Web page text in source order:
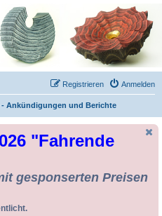
Kunsthandwerks Anmelden
Registrieren
- Ankündigungen und Berichte
"Fahrende
gesponserten Preisen